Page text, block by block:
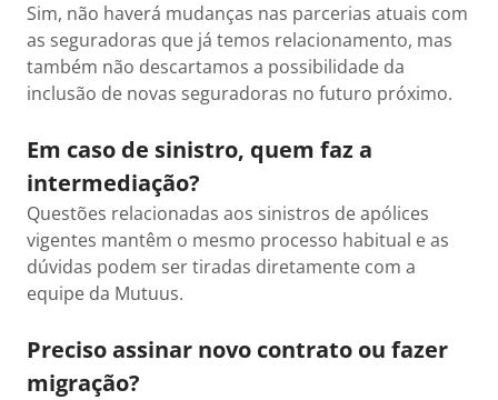
Sim, não haverá mudanças nas parcerias atuais com
as seguradoras que já temos relacionamento, mas
também não descartamos a possibilidade da
inclusão de novas seguradoras no futuro próximo.
Em caso de sinistro, quem faz a
intermediação?
Questões relacionadas aos sinistros de apólices
vigentes mantêm o mesmo processo habitual e as
dúvidas podem ser tiradas diretamente com a
equipe da Mutuus.
Preciso assinar novo contrato ou fazer
migração?